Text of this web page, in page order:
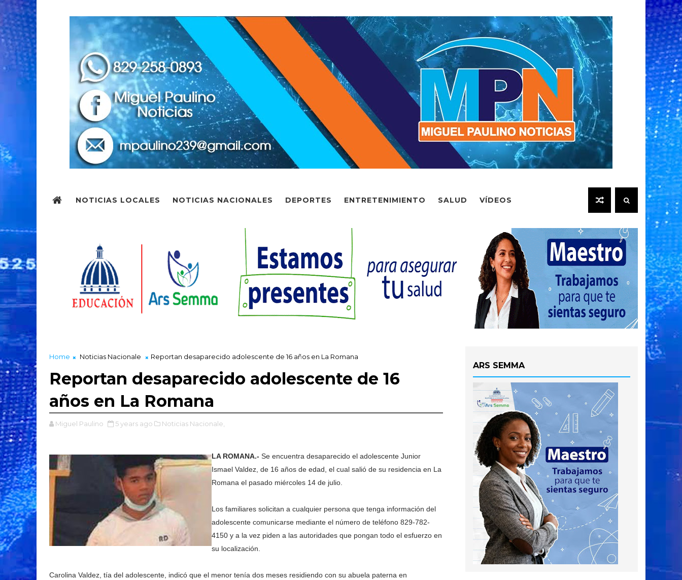
NOTICIAS LOCALES NOTICIAS NACIONALES DEPORTES ENTRETENIMIENTO SALUD VÍDEOS
Home Noticias Nacionale Reportan desaparecido adolescente de 16 años en La Romana
Reportan desaparecido adolescente de 16
años en La Romana
Miguel Paulino 5 years ago Noticias Nacionale,
LA ROMANA.- Se encuentra desaparecido el adolescente Junior
Ismael Valdez, de 16 años de edad, el cual salió de su residencia en La
Romana el pasado miércoles 14 de julio.
Los familiares solicitan a cualquier persona que tenga información del
adolescente comunicarse mediante el número de teléfono 829-782-
4150 y a la vez piden a las autoridades que pongan todo el esfuerzo en
su localización.
Carolina Valdez, tía del adolescente, indicó que el menor tenía dos meses residiendo con su abuela paterna en
ARS SEMMA